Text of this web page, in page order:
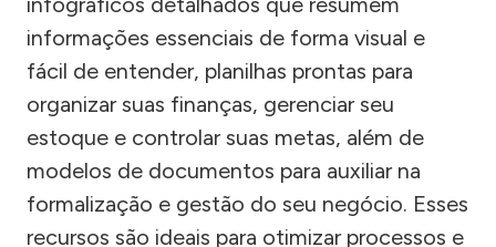
informações essenciais de forma visual e
fácil de entender, planilhas prontas para
organizar suas finanças, gerenciar seu
estoque e controlar suas metas, além de
modelos de documentos para auxiliar na
formalização e gestão do seu negócio. Esses
recursos são ideais para otimizar processos e